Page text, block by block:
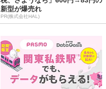
新型が爆売れ
PR(株式会社HAL)